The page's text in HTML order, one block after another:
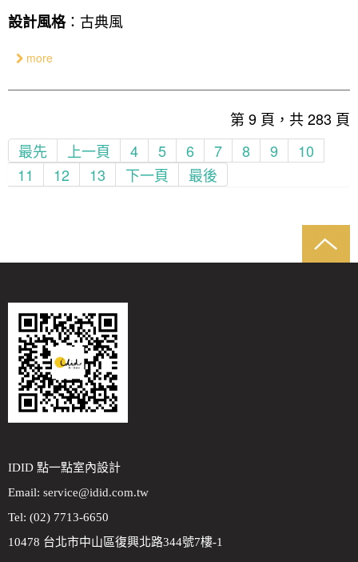
設計風格：古典風
more
第 9 頁，共 283 頁
最先
上一頁 4 5 6 7 8 9
10
11
12 13 下一頁 最後
IDID 點一點室內設計
Email: service@idid.com.tw
Tel: (02) 7713-6650
10478 台北市中山區復興北路344號7樓-1